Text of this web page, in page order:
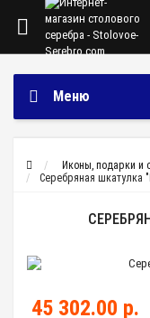
Меню
Иконы, подарки и
Серебряная шкатулка
45 302.00 р.